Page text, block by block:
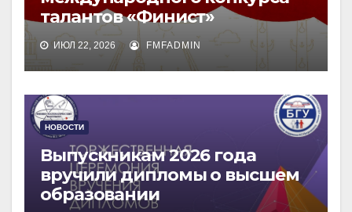
талантов «Финист»
ИЮЛ 22, 2026 FMFADMIN
НОВОСТИ
Выпускникам 2026 года
вручили дипломы о высшем
образовании